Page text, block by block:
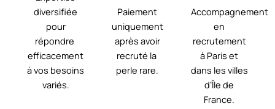
diversifiée
pour
répondre ​
efficacement
à vos besoins
variés.
Paiement
uniquement
après avoir
recruté la ​
perle rare.
Accompagnement
en
recrutement
à Paris ​et
dans les villes
d’Île de
France.